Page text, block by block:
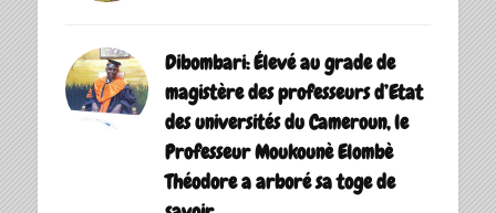
Dibombari: Élevé au grade de
magistère des professeurs d’Etat
des universités du Cameroun, le
Professeur Moukounè Elombè
Théodore a arboré sa toge de